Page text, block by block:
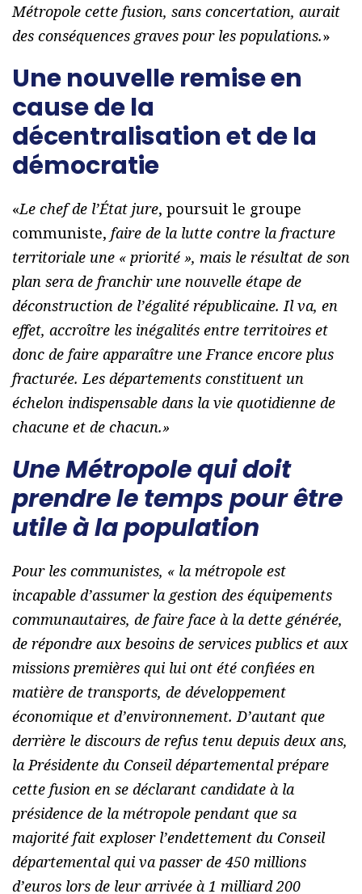
Métropole cette fusion, sans concertation, aurait
des conséquences graves pour les populations.»
Une nouvelle remise en
cause de la
décentralisation et de la
démocratie
«Le chef de l’État jure, poursuit le groupe
communiste, faire de la lutte contre la fracture
territoriale une « priorité », mais le résultat de son
plan sera de franchir une nouvelle étape de
déconstruction de l’égalité républicaine. Il va, en
effet, accroître les inégalités entre territoires et
donc de faire apparaître une France encore plus
fracturée. Les départements constituent un
échelon indispensable dans la vie quotidienne de
chacune et de chacun.»
Une Métropole qui doit
prendre le temps pour être
utile à la population
Pour les communistes, « la métropole est
incapable d’assumer la gestion des équipements
communautaires, de faire face à la dette générée,
de répondre aux besoins de services publics et aux
missions premières qui lui ont été confiées en
matière de transports, de développement
économique et d’environnement. D’autant que
derrière le discours de refus tenu depuis deux ans,
la Présidente du Conseil départemental prépare
cette fusion en se déclarant candidate à la
présidence de la métropole pendant que sa
majorité fait exploser l’endettement du Conseil
départemental qui va passer de 450 millions
d’euros lors de leur arrivée à 1 milliard 200